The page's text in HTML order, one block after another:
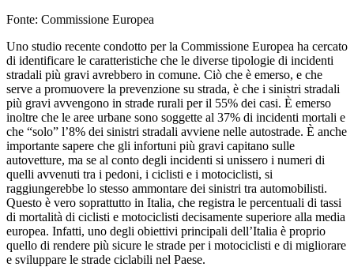
Fonte: Commissione Europea
Uno studio recente condotto per la Commissione Europea ha cercato
di identificare le caratteristiche che le diverse tipologie di incidenti
stradali più gravi avrebbero in comune. Ciò che è emerso, e che
serve a promuovere la prevenzione su strada, è che i sinistri stradali
più gravi avvengono in strade rurali per il 55% dei casi. È emerso
inoltre che le aree urbane sono soggette al 37% di incidenti mortali e
che “solo” l’8% dei sinistri stradali avviene nelle autostrade. È anche
importante sapere che gli infortuni più gravi capitano sulle
autovetture, ma se al conto degli incidenti si unissero i numeri di
quelli avvenuti tra i pedoni, i ciclisti e i motociclisti, si
raggiungerebbe lo stesso ammontare dei sinistri tra automobilisti.
Questo è vero soprattutto in Italia, che registra le percentuali di tassi
di mortalità di ciclisti e motociclisti decisamente superiore alla media
europea. Infatti, uno degli obiettivi principali dell’Italia è proprio
quello di rendere più sicure le strade per i motociclisti e di migliorare
e sviluppare le strade ciclabili nel Paese.